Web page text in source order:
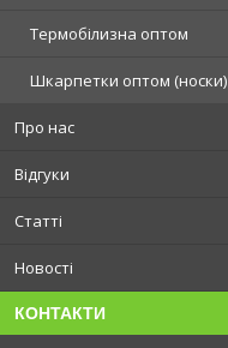
Термобілизна оптом
Шкарпетки оптом (носки)
Про нас
Відгуки
Статті
Новості
КОНТАКТИ